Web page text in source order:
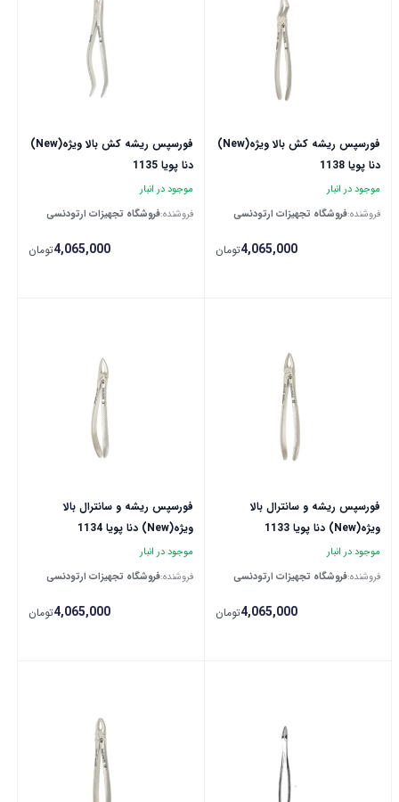
فورسپس ریشه کش بالا ویژه(New)
دنا پویا 1138
موجود در انبار
فروشنده:فروشگاه تجهیزات ارتودنسی
4,065,000تومان
فورسپس ریشه کش بالا ویژه(New)
دنا پویا 1135
موجود در انبار
فروشنده:فروشگاه تجهیزات ارتودنسی
4,065,000تومان
فورسپس ریشه و سانترال بالا
ویژه(New) دنا پویا 1133
موجود در انبار
فروشنده:فروشگاه تجهیزات ارتودنسی
4,065,000تومان
فورسپس ریشه و سانترال بالا
ویژه(New) دنا پویا 1134
موجود در انبار
فروشنده:فروشگاه تجهیزات ارتودنسی
4,065,000تومان